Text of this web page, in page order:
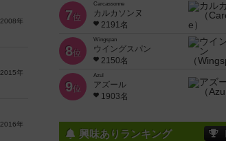
2008年
2015年
2016年
7位
Carcassonne
カルカソンヌ
2191名
8位
Wingspan
ウイングスパン
2150名
9位
Azul
アズール
1903名
興味ありランキング